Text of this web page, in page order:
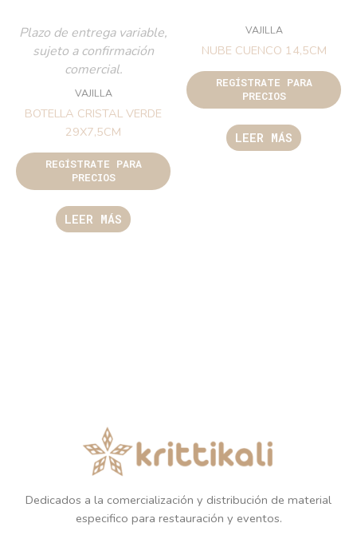
Plazo de entrega variable,
sujeto a confirmación
comercial.
VAJILLA
BOTELLA CRISTAL VERDE
29X7,5CM
REGÍSTRATE PARA
PRECIOS
LEER MÁS
VAJILLA
NUBE CUENCO 14,5CM
REGÍSTRATE PARA
PRECIOS
LEER MÁS
Dedicados a la comercialización y distribución de material
especifico para restauración y eventos.